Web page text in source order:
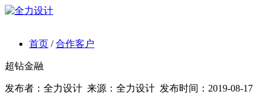
首页 /合作客户
超钻金融
发布者： 全力设计 来源： 全力设计 发布时间： 2019-08-17